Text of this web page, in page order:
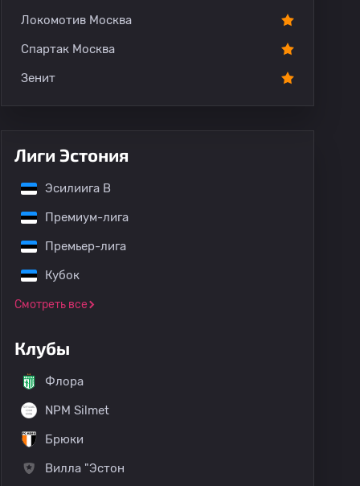
Локомотив Москва
Спартак Москва
Зенит
Лиги Эстония
Эсилиига B
Премиум-лига
Премьер-лига
Кубок
Смотреть все
Клубы
Флора
NPM Silmet
Брюки
Вилла "Эстон